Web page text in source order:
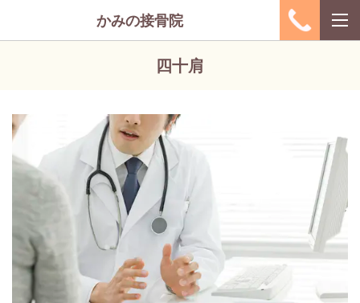
かみの接骨院
四十肩